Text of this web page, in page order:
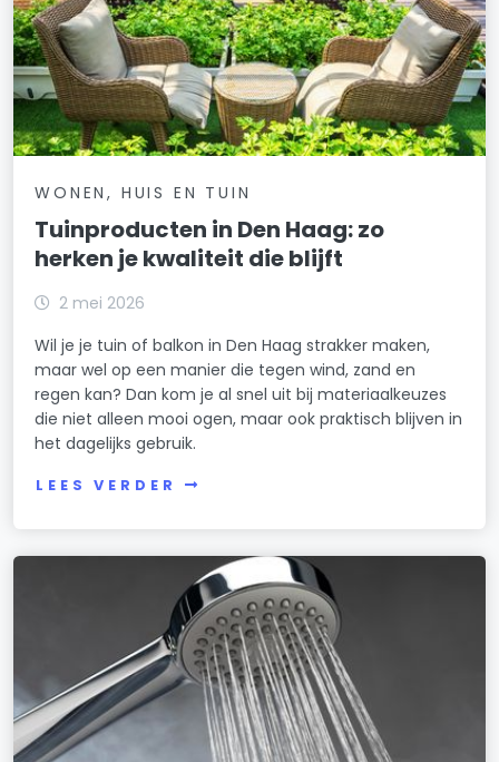
WONEN, HUIS EN TUIN
Tuinproducten in Den Haag: zo
herken je kwaliteit die blijft
2 mei 2026
Wil je je tuin of balkon in Den Haag strakker maken,
maar wel op een manier die tegen wind, zand en
regen kan? Dan kom je al snel uit bij materiaalkeuzes
die niet alleen mooi ogen, maar ook praktisch blijven in
het dagelijks gebruik.
LEES VERDER